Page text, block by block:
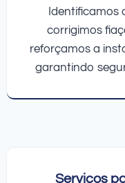
Identificamos
corrigimos
reforçamos a
garantindo
Serviços